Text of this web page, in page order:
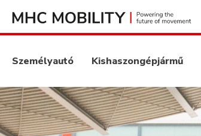
Személyautó Kishaszongépjármű